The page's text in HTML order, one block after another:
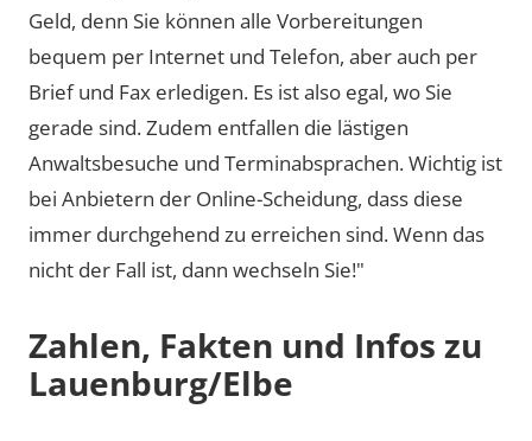
Geld, denn Sie können alle Vorbereitungen
bequem per Internet und Telefon, aber auch per
Brief und Fax erledigen. Es ist also egal, wo Sie
gerade sind. Zudem entfallen die lästigen
Anwaltsbesuche und Terminabsprachen. Wichtig ist
bei Anbietern der Online-Scheidung, dass diese
immer durchgehend zu erreichen sind. Wenn das
nicht der Fall ist, dann wechseln Sie!"
Zahlen, Fakten und Infos zu
Lauenburg/Elbe